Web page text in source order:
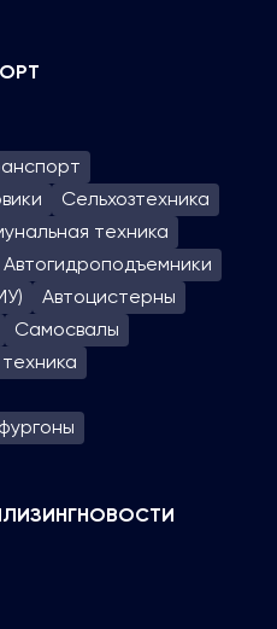
Сельхозтехника
техника
Автогидроподъем­ники
Автоцистерны
Самосвалы
ЛИЗИНГНОВОСТИ